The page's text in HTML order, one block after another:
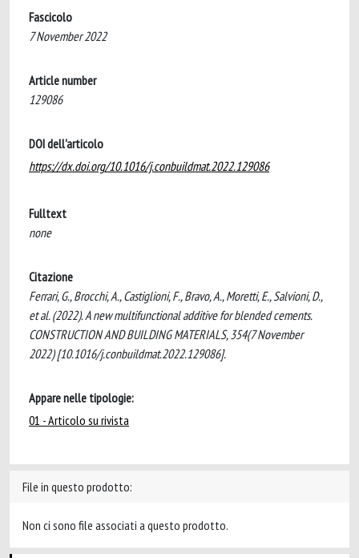
Fascicolo
7 November 2022
Article number
129086
DOI dell'articolo
https://dx.doi.org/10.1016/j.conbuildmat.2022.129086
Fulltext
none
Citazione
Ferrari, G., Brocchi, A., Castiglioni, F., Bravo, A., Moretti, E., Salvioni, D.,
et al. (2022). A new multifunctional additive for blended cements.
CONSTRUCTION AND BUILDING MATERIALS, 354(7 November
2022) [10.1016/j.conbuildmat.2022.129086].
Appare nelle tipologie:
01 - Articolo su rivista
File in questo prodotto:
Non ci sono file associati a questo prodotto.